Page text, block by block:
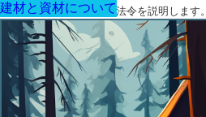
建築に関する用語と関連法令を説明します。
建材と資材について
建材と資材について
建材と資材について
建材と資材について
建材と資材について
建材と資材について
建材と資材について